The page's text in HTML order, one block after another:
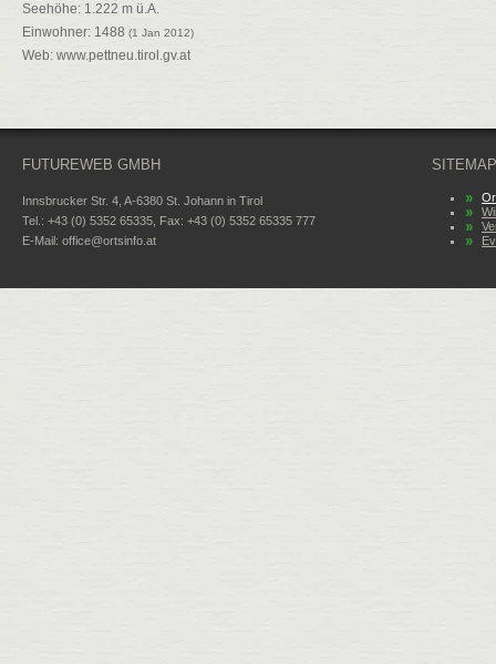
Seehöhe: 1.222 m ü.A.
Einwohner: 1488 (1 Jan 2012)
Web: www.pettneu.tirol.gv.at
FUTUREWEB GMBH
Innsbrucker Str. 4, A-6380 St. Johann in Tirol
Tel.: +43 (0) 5352 65335, Fax: +43 (0) 5352 65335 777
E-Mail: office@ortsinfo.at
SITEMAP